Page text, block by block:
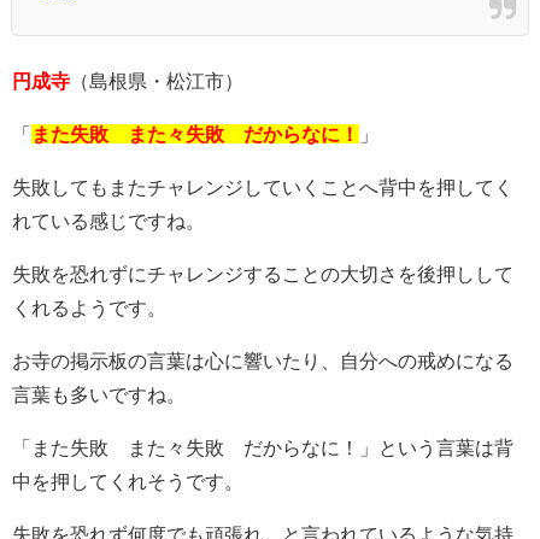
円成寺 （島根県・松江市）
「 また失敗 また々失敗 だからなに！ 」
失敗してもまたチャレンジしていくことへ背中を押してく
れている感じですね。
失敗を恐れずにチャレンジすることの大切さを後押しして
くれるようです。
お寺の掲示板の言葉は心に響いたり、自分への戒めになる
言葉も多いですね。
「また失敗 また々失敗 だからなに！」という言葉は背
中を押してくれそうです。
失敗を恐れず何度でも頑張れ、と言われているような気持